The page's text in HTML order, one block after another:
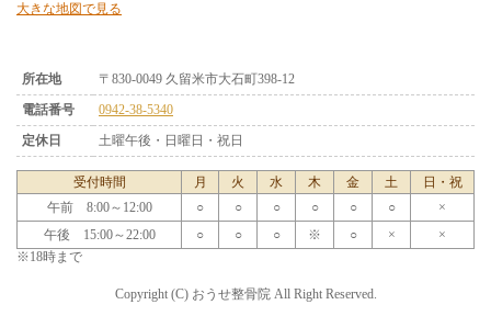
大きな地図で見る
所在地
〒830-0049 久留米市大石町398-12
電話番号
0942-38-5340
定休日
土曜午後・日曜日・祝日
受付時間 月 火 水 木 金 土
日・祝
午前 8:00～12:00
○ ○ ○ ○ ○ ○
×
午後 15:00～22:00
○ ○ ○ ※ ○ ×
×
※18時まで
Copyright (C) おうせ整骨院 All Right Reserved.